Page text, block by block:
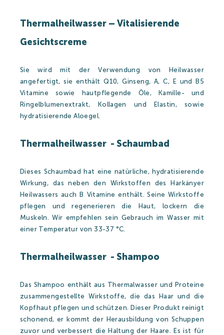
Becken
Erholungsaktivitäten
Preise
Heilbad und Wasserwelt Preise 2026
Thermalheilwasser – Vitalisierende
Gesichtscreme
Sie wird mit der Verwendung von Heilwasser
angefertigt, sie enthält Q10, Ginseng, A, C, E und B5
Vitamine sowie hautpflegende Öle, Kamille- und
Ringelblumenextrakt, Kollagen und Elastin, sowie
hydratisierende Aloegel.
Thermalheilwasser - Schaumbad
Dieses Schaumbad hat eine natürliche, hydratisierende
Wirkung, das neben den Wirkstoffen des Harkányer
Heilwassers auch B Vitamine enthält. Seine Wirkstoffe
pflegen und regenerieren die Haut, lockern die
Muskeln. Wir empfehlen sein Gebrauch im Wasser mit
einer Temperatur von 33-37 °C.
Thermalheilwasser - Shampoo
Das Shampoo enthält aus Thermalwasser und Proteine
zusammengestellte Wirkstoffe, die das Haar und die
Kopfhaut pflegen und schützen. Dieser Produkt reinigt
schonend, er kommt der Herausbildung von Schuppen
zuvor und verbessert die Haltung der Haare. Es ist für